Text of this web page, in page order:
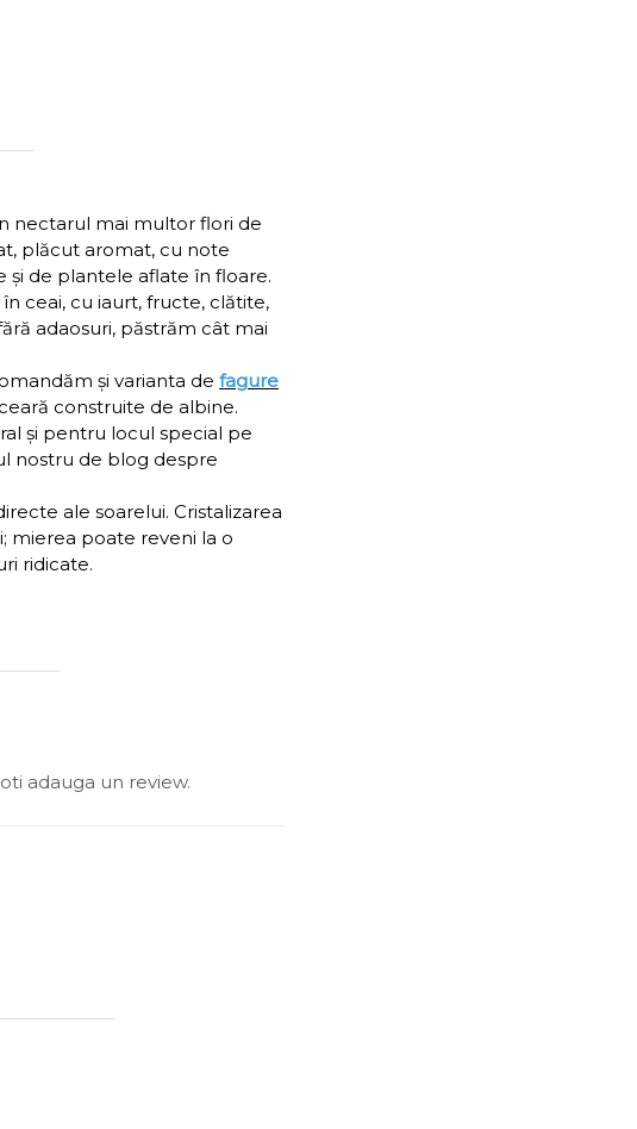
nectarul mai multor flori de
plăcut aromat, cu note
și de plantele aflate în floare.
ceai, cu iaurt, fructe, clătite,
adaosuri, păstrăm cât mai
și varianta de fagure
construite de albine.
și pentru locul special pe
nostru de blog despre
ale soarelui. Cristalizarea
mierea poate reveni la o
ridicate.
adauga un review.